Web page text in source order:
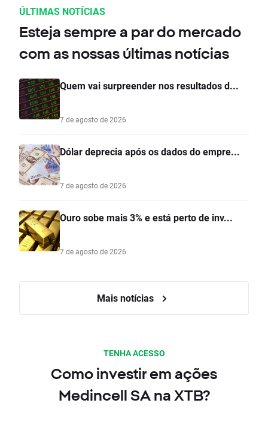
ÚLTIMAS NOTÍCIAS
Esteja sempre a par do mercado
com as nossas últimas notícias
Quem vai surpreender nos resultados d...
7 de agosto de 2026
Dólar deprecia após os dados do empre...
7 de agosto de 2026
Ouro sobe mais 3% e está perto de inv...
7 de agosto de 2026
Mais notícias
TENHA ACESSO
Como investir em ações
Medincell SA na XTB?